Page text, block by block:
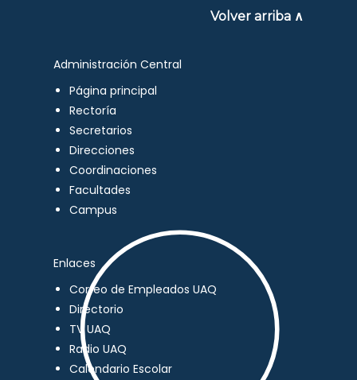
Volver arriba ∧
Administración Central
Página principal
Rectoría
Secretarios
Direcciones
Coordinaciones
Facultades
Campus
Enlaces
Correo de Empleados UAQ
Directorio
TV UAQ
Radio UAQ
Calendario Escolar